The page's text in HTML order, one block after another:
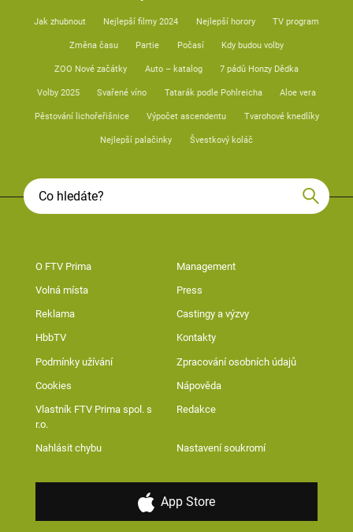
Jak zhubnout Nejlepší filmy 2024 Nejlepší horory TV program
Změna času Partie Počasí Kdy budou volby
ZOO Nové začátky Auto – katalog 7 pádů Honzy Dědka
Volby 2025 Svařené víno Tatarák podle Pohlreicha Aloe vera
Pěstování lichořeřišnice Výpočet ascendentu Tvarohové knedlíky
Nejlepší palačinky Švestkový koláč
O FTV Prima Management
Volná místa Press
Reklama Castingy a výzvy
HbbTV Kontakty
Podmínky užívání Zpracování osobních údajů
Cookies Nápověda
Vlastník FTV Prima spol. s
r.o.
Redakce
Nahlásit chybu Nastavení soukromí
App Store